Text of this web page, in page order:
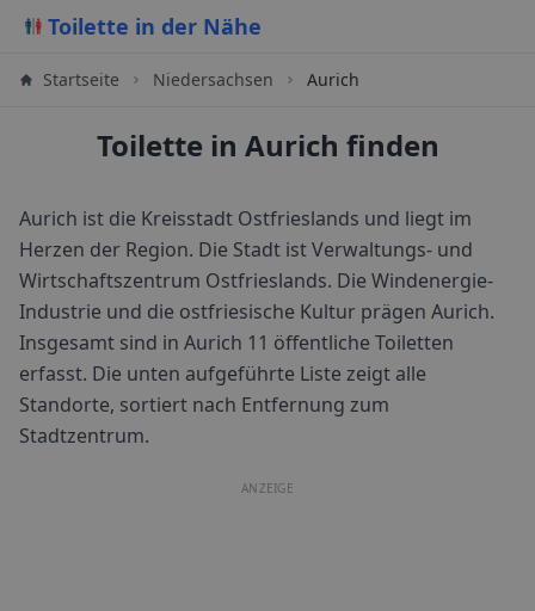
Toilette in der Nähe
Startseite Niedersachsen Aurich
Toilette in Aurich finden
Aurich ist die Kreisstadt Ostfrieslands und liegt im
Herzen der Region. Die Stadt ist Verwaltungs- und
Wirtschaftszentrum Ostfrieslands. Die Windenergie-
Industrie und die ostfriesische Kultur prägen Aurich.
Insgesamt sind in Aurich 11 öffentliche Toiletten
erfasst. Die unten aufgeführte Liste zeigt alle
Standorte, sortiert nach Entfernung zum
Stadtzentrum.
ANZEIGE